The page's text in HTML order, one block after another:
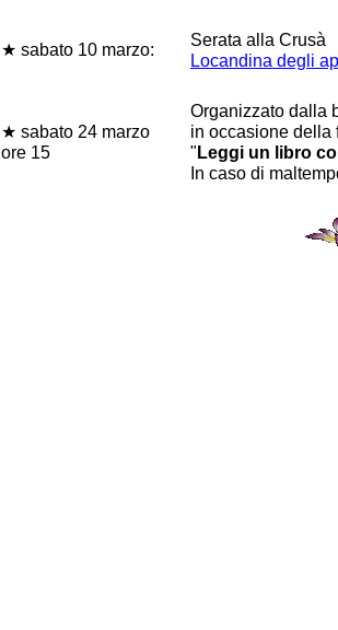
★ sabato 10 marzo:
Serata alla Crusà
Locandina degli
★ sabato 24 marzo
ore 15
Organizzato dalla
in occasione della
" Leggi un libro
In caso di